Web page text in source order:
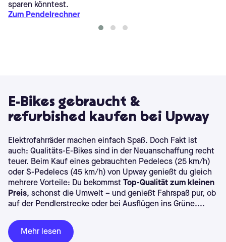
sparen könntest.
Zum Pendelrechner
E-Bikes gebraucht &
refurbished kaufen bei Upway
Elektrofahrräder machen einfach Spaß. Doch Fakt ist
auch: Qualitäts-E-Bikes sind in der Neuanschaffung recht
teuer. Beim Kauf eines gebrauchten Pedelecs (25 km/h)
oder S-Pedelecs (45 km/h) von Upway genießt du gleich
mehrere Vorteile: Du bekommst Top-Qualität zum kleinen
Preis, schonst die Umwelt – und genießt Fahrspaß pur, ob
auf der Pendlerstrecke oder bei Ausflügen ins Grüne....
Mehr lesen